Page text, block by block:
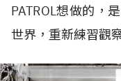
PATROL想做的，
世界，重新練習觀